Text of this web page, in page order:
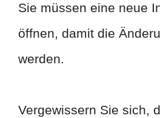
Sie müssen eine neue
öffnen, damit die
werden.
Vergewissern Sie sich,